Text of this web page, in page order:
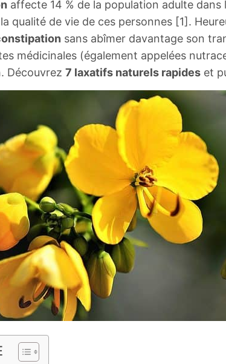
affecte 14 % de la population adulte
qualité de vie de ces personnes [1].
sans abîmer davantage son
médicinales (également appelées
Découvrez 7 laxatifs naturels rapides et